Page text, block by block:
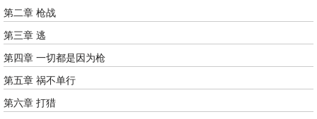
第二章 枪战
第三章 逃
第四章 一切都是因为枪
第五章 祸不单行
第六章 打猎